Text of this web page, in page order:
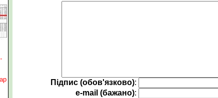
Підпис (обов'язково):
e-mail (бажано):